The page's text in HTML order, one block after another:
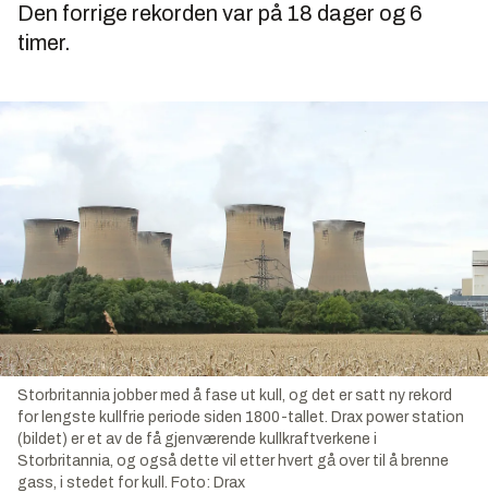
Den forrige rekorden var på 18 dager og 6
timer.
Storbritannia jobber med å fase ut kull, og det er satt ny rekord
for lengste kullfrie periode siden 1800-tallet. Drax power station
(bildet) er et av de få gjenværende kullkraftverkene i
Storbritannia, og også dette vil etter hvert gå over til å brenne
gass, i stedet for kull. Foto: Drax